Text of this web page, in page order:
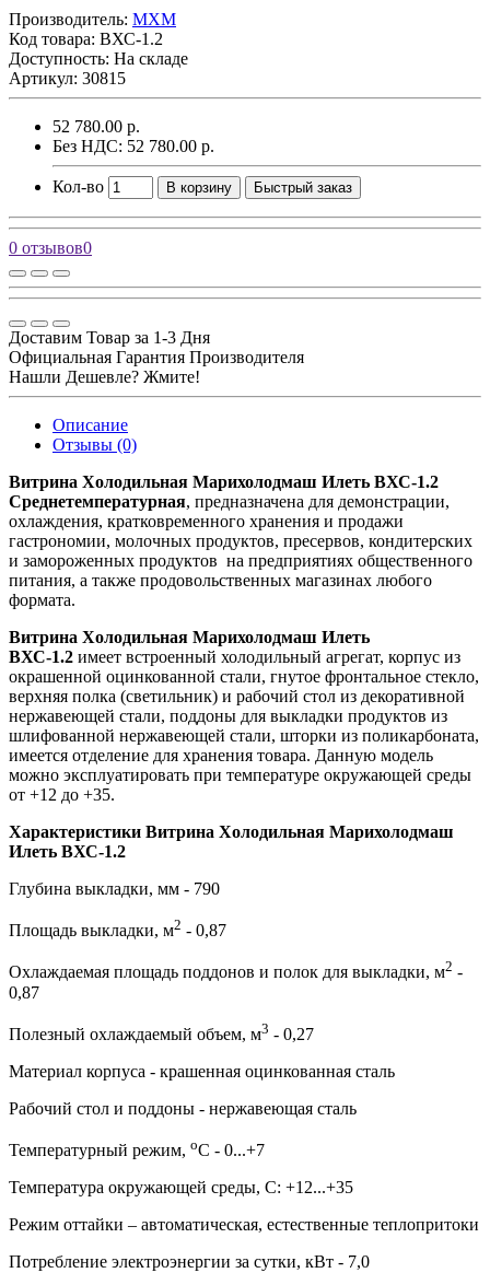
Производитель: MXM
Код товара: ВХС-1.2
Доступность: На складе
Артикул: 30815
52 780.00 р.
Без НДС: 52 780.00 р.
Кол-во В корзину Быстрый заказ
0 отзывов0
Доставим Товар за 1-3 Дня
Официальная Гарантия Производителя
Нашли Дешевле? Жмите!
Описание
Отзывы (0)
Витрина Холодильная Марихолодмаш Илеть ВХС-1.2
Среднетемпературная, предназначена для демонстрации,
охлаждения, кратковременного хранения и продажи
гастрономии, молочных продуктов, пресервов, кондитерских
и замороженных продуктов на предприятиях общественного
питания, а также продовольственных магазинах любого
формата.
Витрина Холодильная Марихолодмаш Илеть
ВХС-1.2 имеет встроенный холодильный агрегат, корпус из
окрашенной оцинкованной стали, гнутое фронтальное стекло,
верхняя полка (светильник) и рабочий стол из декоративной
нержавеющей стали, поддоны для выкладки продуктов из
шлифованной нержавеющей стали, шторки из поликарбоната,
имеется отделение для хранения товара. Данную модель
можно эксплуатировать при температуре окружающей среды
от +12 до +35.
Характеристики Витрина Холодильная Марихолодмаш
Илеть ВХС-1.2
Глубина выкладки, мм - 790
Площадь выкладки, м2 - 0,87
Охлаждаемая площадь поддонов и полок для выкладки, м2 -
0,87
Полезный охлаждаемый объем, м3 - 0,27
Материал корпуса - крашенная оцинкованная сталь
Рабочий стол и поддоны - нержавеющая сталь
Температурный режим, оС - 0...+7
Температура окружающей среды, С: +12...+35
Режим оттайки – автоматическая, естественные теплопритоки
Потребление электроэнергии за сутки, кВт - 7,0